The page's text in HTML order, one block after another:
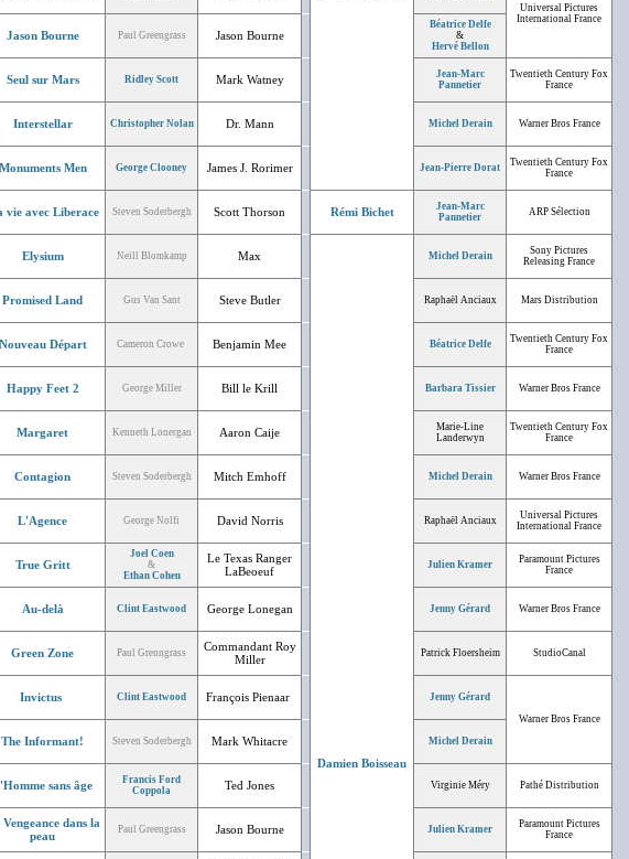
Universal Pictures
International France
Jason Bourne Paul Greengrass Jason Bourne
Béatrice Delfe
&
Hervé Bellon
Seul sur Mars Ridley Scott Mark Watney
Jean-Marc
Pannetier
Twentieth Century Fox
France
Interstellar Christopher Nolan Dr. Mann Michel Derain Warner Bros France
Monuments Men George Clooney James J. Rorimer Jean-Pierre Dorat
Twentieth Century Fox
France
vie avec Liberace Steven Soderbergh Scott Thorson Rémi Bichet
Jean-Marc
Pannetier
ARP Sélection
Elysium Neill Blomkamp Max
Damien Boisseau
Michel Derain
Sony Pictures
Releasing France
Promised Land Gus Van Sant Steve Butler Raphaël Anciaux Mars Distribution
Nouveau Départ Cameron Crowe Benjamin Mee Béatrice Delfe
Twentieth Century Fox
France
Happy Feet 2 George Miller Bill le Krill Barbara Tissier Warner Bros France
Margaret Kenneth Lonergan Aaron Caije
Marie-Line
Landerwyn
Twentieth Century Fox
France
Contagion Steven Soderbergh Mitch Emhoff Michel Derain Warner Bros France
L'Agence George Nolfi David Norris Raphaël Anciaux
Universal Pictures
International France
True Gritt
Joel Coen
&
Ethan Cohen
Le Texas Ranger
LaBeoeuf
Julien Kramer
Paramount Pictures
France
Au-delà Clint Eastwood George Lonegan Jenny Gérard Warner Bros France
Green Zone Paul Grenngrass
Commandant Roy
Miller
Patrick Floersheim StudioCanal
Invictus Clint Eastwood François Pienaar
Jenny Gérard
Warner Bros France
The Informant! Steven Soderbergh Mark Whitacre Michel Derain
sans âge
Francis Ford
Coppola
Ted Jones Virginie Méry Pathé Distribution
dans la
peau
Paul Greengrass Jason Bourne Julien Kramer
Paramount Pictures
France